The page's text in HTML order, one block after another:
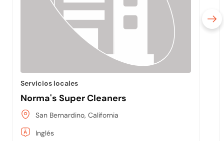
Servicios locales
Norma's Super Cleaners
San Bernardino, California
Inglés